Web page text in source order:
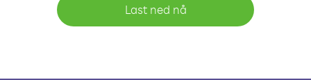
Last ned nå